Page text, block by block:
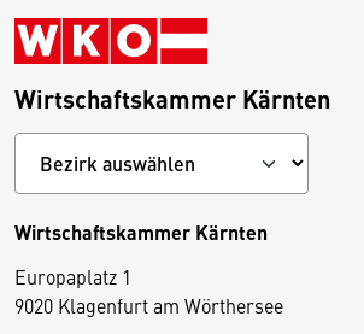
Wirtschaftskammer Kärnten
Wirtschaftskammer Kärnten
Europaplatz 1
9020 Klagenfurt am Wörthersee